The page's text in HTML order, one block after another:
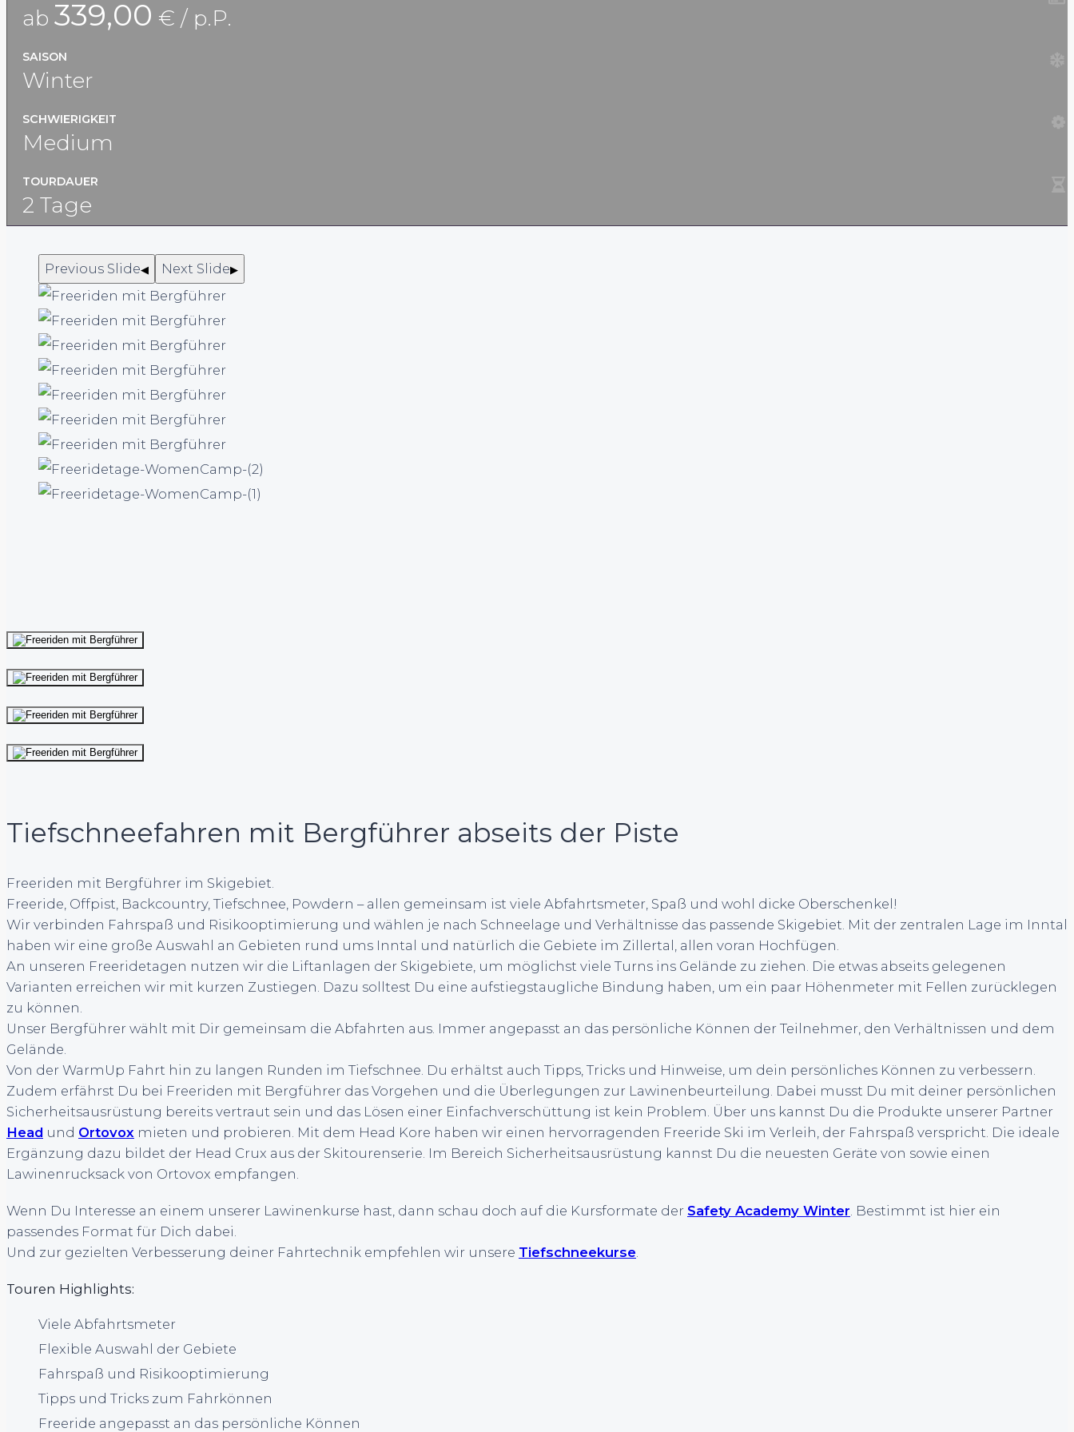
ab 339,00 € / p.P.
SAISON
Winter
SCHWIERIGKEIT
Medium
TOURDAUER
2 Tage
Previous Slide◀︎ Next Slide▶︎
Tiefschneefahren mit Bergführer abseits der Piste
Freeriden mit Bergführer im Skigebiet.
Freeride, Offpist, Backcountry, Tiefschnee, Powdern – allen gemeinsam ist viele Abfahrtsmeter, Spaß und wohl dicke Oberschenkel!
Wir verbinden Fahrspaß und Risikooptimierung und wählen je nach Schneelage und Verhältnisse das passende Skigebiet. Mit der zentralen Lage im Inntal
haben wir eine große Auswahl an Gebieten rund ums Inntal und natürlich die Gebiete im Zillertal, allen voran Hochfügen.
An unseren Freeridetagen nutzen wir die Liftanlagen der Skigebiete, um möglichst viele Turns ins Gelände zu ziehen. Die etwas abseits gelegenen
Varianten erreichen wir mit kurzen Zustiegen. Dazu solltest Du eine aufstiegstaugliche Bindung haben, um ein paar Höhenmeter mit Fellen zurücklegen
zu können.
Unser Bergführer wählt mit Dir gemeinsam die Abfahrten aus. Immer angepasst an das persönliche Können der Teilnehmer, den Verhältnissen und dem
Gelände.
Von der WarmUp Fahrt hin zu langen Runden im Tiefschnee. Du erhältst auch Tipps, Tricks und Hinweise, um dein persönliches Können zu verbessern.
Zudem erfährst Du bei Freeriden mit Bergführer das Vorgehen und die Überlegungen zur Lawinenbeurteilung. Dabei musst Du mit deiner persönlichen
Sicherheitsausrüstung bereits vertraut sein und das Lösen einer Einfachverschüttung ist kein Problem. Über uns kannst Du die Produkte unserer Partner
Head und Ortovox mieten und probieren. Mit dem Head Kore haben wir einen hervorragenden Freeride Ski im Verleih, der Fahrspaß verspricht. Die ideale
Ergänzung dazu bildet der Head Crux aus der Skitourenserie. Im Bereich Sicherheitsausrüstung kannst Du die neuesten Geräte von sowie einen
Lawinenrucksack von Ortovox empfangen.
Wenn Du Interesse an einem unserer Lawinenkurse hast, dann schau doch auf die Kursformate der Safety Academy Winter. Bestimmt ist hier ein
passendes Format für Dich dabei.
Und zur gezielten Verbesserung deiner Fahrtechnik empfehlen wir unsere Tiefschneekurse.
Touren Highlights:
Viele Abfahrtsmeter
Flexible Auswahl der Gebiete
Fahrspaß und Risikooptimierung
Tipps und Tricks zum Fahrkönnen
Freeride angepasst an das persönliche Können